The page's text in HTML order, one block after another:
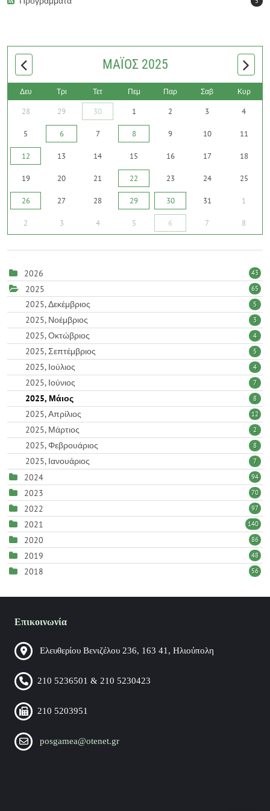
ΑΓΑΠΗ-2025
READ MORE
ΜΆΙΟΣ 2025
Δευ Τρι Τετ Πεμ Παρ Σαβ Κυρ
28 29 30 1 2 3 4
5 6 7 8 9 10 11
12 13 14 15 16 17 18
19 20 21 22 23 24 25
26 27 28 29 30 31 1
2 3 4 5 6 7 8
2026 43
2025 65
2025, Δεκέμβριος 5
2025, Νοέμβριος 3
2025, Οκτώβριος 4
2025, Σεπτέμβριος 5
2025, Ιούλιος 4
2025, Ιούνιος 7
2025, Μάιος 8
2025, Απρίλιος 12
2025, Μάρτιος 2
2025, Φεβρουάριος 8
2025, Ιανουάριος 7
2024 94
2023 70
2022 97
2021 140
2020 86
2019 48
2018 56
Επικοινωνία
Ελευθερίου Βενιζέλου 236, 163 41, Ηλιούπολη
210 5236501 & 210 5230423
210 5203951
posgamea@otenet.gr